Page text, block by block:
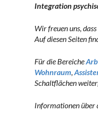
Integration
Wir freuen uns,
Auf diesen Seiten
Für die Bereiche
Wohnraum
Schaltflächen
Informationen über